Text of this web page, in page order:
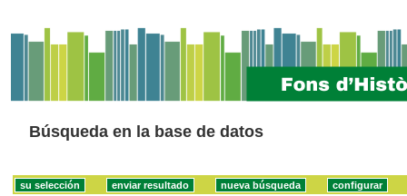
Búsqueda en la base de datos